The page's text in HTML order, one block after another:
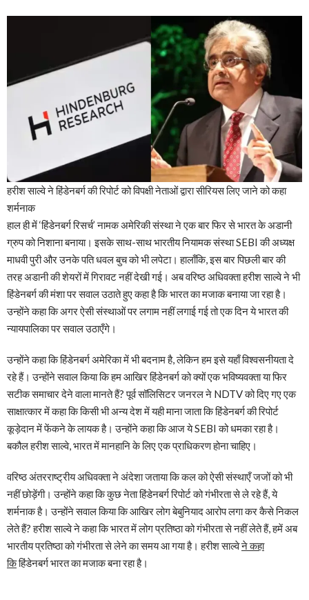
हरीश साल्वे ने हिंडेनबर्ग की रिपोर्ट को विपक्षी नेताओं द्वारा सीरियस लिए जाने को कहा
शर्मनाक
हाल ही में ‘हिंडेनबर्ग रिसर्च’ नामक अमेरिकी संस्था ने एक बार फिर से भारत के अडानी
ग्रुप को निशाना बनाया। इसके साथ-साथ भारतीय नियामक संस्था SEBI की अध्यक्ष
माधवी पुरी और उनके पति धवल बुच को भी लपेटा। हालाँकि, इस बार पिछली बार की
तरह अडानी की शेयरों में गिरावट नहीं देखी गई। अब वरिष्ठ अधिवक्ता हरीश साल्वे ने भी
हिंडेनबर्ग की मंशा पर सवाल उठाते हुए कहा है कि भारत का मजाक बनाया जा रहा है।
उन्होंने कहा कि अगर ऐसी संस्थाओं पर लगाम नहीं लगाई गई तो एक दिन ये भारत की
न्यायपालिका पर सवाल उठाएँगे।
उन्होंने कहा कि हिंडेनबर्ग अमेरिका में भी बदनाम है, लेकिन हम इसे यहाँ विश्वसनीयता दे
रहे हैं। उन्होंने सवाल किया कि हम आखिर हिंडेनबर्ग को क्यों एक भविष्यवक्ता या फिर
सटीक समाचार देने वाला मानते हैं? पूर्व सॉलिसिटर जनरल ने NDTV को दिए गए एक
साक्षात्कार में कहा कि किसी भी अन्य देश में यही माना जाता कि हिंडेनबर्ग की रिपोर्ट
कूड़ेदान में फेंकने के लायक है। उन्होंने कहा कि आज ये SEBI को धमका रहा है।
बकौल हरीश साल्वे, भारत में मानहानि के लिए एक प्राधिकरण होना चाहिए।
वरिष्ठ अंतरराष्ट्रीय अधिवक्ता ने अंदेशा जताया कि कल को ऐसी संस्थाएँ जजों को भी
नहीं छोड़ेंगी। उन्होंने कहा कि कुछ नेता हिंडेनबर्ग रिपोर्ट को गंभीरता से ले रहे हैं, ये
शर्मनाक है। उन्होंने सवाल किया कि आखिर लोग बेबुनियाद आरोप लगा कर कैसे निकल
लेते हैं? हरीश साल्वे ने कहा कि भारत में लोग प्रतिष्ठा को गंभीरता से नहीं लेते हैं, हमें अब
भारतीय प्रतिष्ठा को गंभीरता से लेने का समय आ गया है। हरीश साल्वेने कहा
किहिंडेनबर्ग भारत का मजाक बना रहा है।